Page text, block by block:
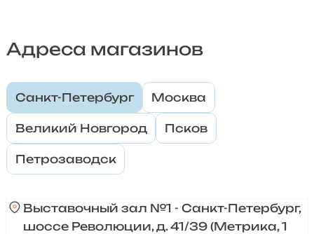
Адреса магазинов
Санкт-Петербург Москва
Великий Новгород Псков
Петрозаводск
Выставочный зал №1 - Санкт-Петербург,
шоссе Революции, д. 41/39 (Метрика, 1